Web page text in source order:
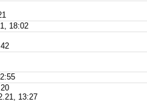
18:02
13:27